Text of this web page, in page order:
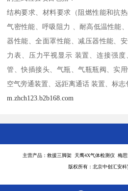
结构要求、材料要求（阻燃性能和抗
气密性能、呼吸阻力 、耐高低温性能
器性能、全面罩性能、减压器性能、
力表、压力平视显示 装置、连接强
管、快插接头、气瓶、气瓶瓶阀、实
空气旁通装置、远距离通话 装置、标志
m.zhch123.b2b168.com
主营产品：救援三脚架 天鹰4X气体检测仪 梅
版权所有：北京中创汇安科